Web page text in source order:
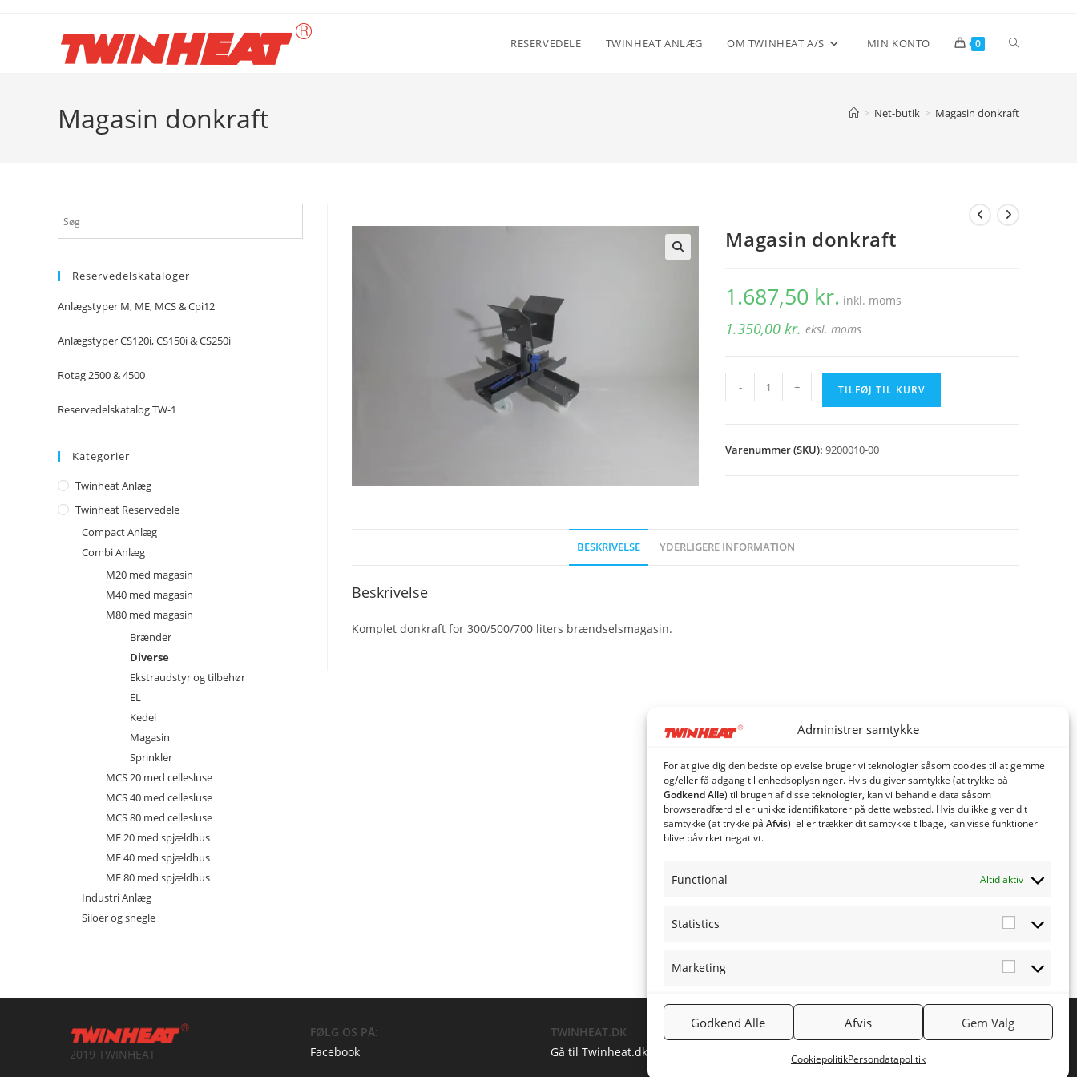
Administrer samtykke
For at give dig den bedste oplevelse bruger vi teknologier såsom cookies til at gemme
og/eller få adgang til enhedsoplysninger. Hvis du giver samtykke (at trykke på
Godkend Alle) til brugen af ​​disse teknologier, kan vi behandle data såsom
browseradfærd eller unikke identifikatorer på dette websted. Hvis du ikke giver dit
samtykke (at trykke på Afvis) eller trækker dit samtykke tilbage, kan visse funktioner
blive påvirket negativt.
Functional Altid aktiv
Statistics
Statistics
Marketing
Marketing
Godkend Alle Afvis Gem Valg
CookiepolitikPersondatapolitik
RESERVEDELE TWINHEAT ANLÆG OM TWINHEAT A/S MIN KONTO 0 Toggle
Magasin donkraft > Net-butik > Magasin donkraft
Magasin donkraft
1.687,50 kr. inkl. moms
1.350,00kr. eksl. moms
Magasin
donkraft
- + TILFØJ TIL KURV
Varenummer (SKU):9200010-00
BESKRIVELSE YDERLIGERE INFORMATION
Beskrivelse
Komplet donkraft for 300/500/700 liters brændselsmagasin.
Reservedelskataloger
Anlægstyper M, ME, MCS & Cpi12
Anlægstyper CS120i, CS150i & CS250i
Rotag 2500 & 4500
Reservedelskatalog TW-1
Kategorier
Twinheat Anlæg
Twinheat Reservedele
Compact Anlæg
Combi Anlæg
M20 med magasin
M40 med magasin
M80 med magasin
Brænder
Diverse
Ekstraudstyr og tilbehør
EL
Kedel
Magasin
Sprinkler
MCS 20 med cellesluse
MCS 40 med cellesluse
MCS 80 med cellesluse
ME 20 med spjældhus
ME 40 med spjældhus
ME 80 med spjældhus
Industri Anlæg
Siloer og snegle
2019 TWINHEAT
FØLG OS PÅ:
Facebook
TWINHEAT.DK
Gå til Twinheat.dk
NYHEDSBREV
Tilmeld nyhedsbrev